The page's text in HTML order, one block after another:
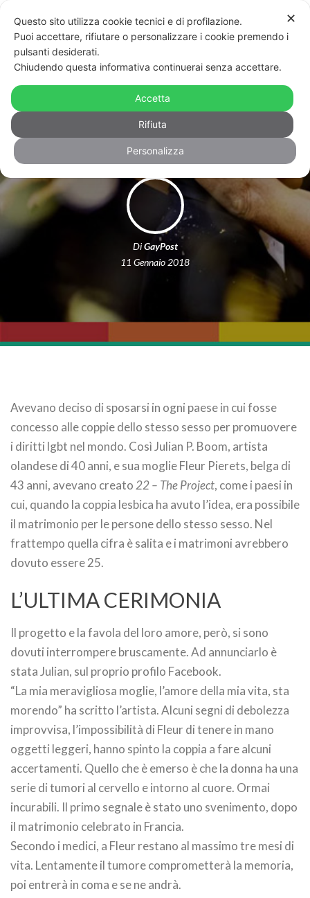
La favola interrotta di Julian e Fleur –
FOTO
DiGayPost
11 Gennaio 2018
Avevano deciso di sposarsi in ogni paese in cui fosse
concesso alle coppie dello stesso sesso per promuovere
i diritti lgbt nel mondo. Così Julian P. Boom, artista
olandese di 40 anni, e sua moglie Fleur Pierets, belga di
43 anni, avevano creato 22 – The Project, come i paesi in
cui, quando la coppia lesbica ha avuto l’idea, era possibile
il matrimonio per le persone dello stesso sesso. Nel
frattempo quella cifra è salita e i matrimoni avrebbero
dovuto essere 25.
L’ULTIMA CERIMONIA
Il progetto e la favola del loro amore, però, si sono
dovuti interrompere bruscamente. Ad annunciarlo è
stata Julian, sul proprio profilo Facebook.
“La mia meravigliosa moglie, l’amore della mia vita, sta
morendo” ha scritto l’artista. Alcuni segni di debolezza
improvvisa, l’impossibilità di Fleur di tenere in mano
oggetti leggeri, hanno spinto la coppia a fare alcuni
accertamenti. Quello che è emerso è che la donna ha una
serie di tumori al cervello e intorno al cuore. Ormai
incurabili. Il primo segnale è stato uno svenimento, dopo
il matrimonio celebrato in Francia.
Secondo i medici, a Fleur restano al massimo tre mesi di
vita. Lentamente il tumore comprometterà la memoria,
poi entrerà in coma e se ne andrà.
✕
Questo sito utilizza cookie tecnici e di profilazione.
Puoi accettare, rifiutare o personalizzare i cookie premendo i
pulsanti desiderati.
Chiudendo questa informativa continuerai senza accettare.
Accetta
Rifiuta
Personalizza